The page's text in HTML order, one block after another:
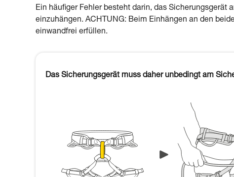
Ein häufiger Fehler besteht darin, das
einzuhängen. ACHTUNG: Beim Einhängen an den
einwandfrei erfüllen.
Das Sicherungsgerät muss daher unbedingt am